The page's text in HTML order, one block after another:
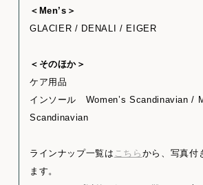
＜Men’s＞
GLACIER / DENALI / EIGER
＜そのほか＞
ケア用品
インソール Women’s Scandinavian /
Scandinavian
ラインナップ一覧は こちら から、写真付
ます。